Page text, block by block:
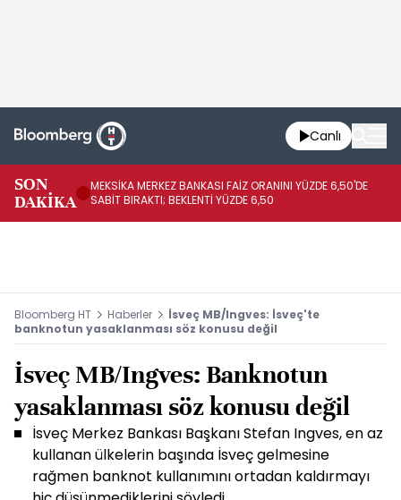
Canlı
SON
DAKİKA
MEKSİKA MERKEZ BANKASI FAİZ ORANINI YÜZDE 6,50'DE
SABİT BIRAKTI; BEKLENTİ YÜZDE 6,50
Bloomberg HT Haberler
İsveç MB/Ingves: İsveç'te
banknotun yasaklanması söz konusu değil
İsveç MB/Ingves: Banknotun
yasaklanması söz konusu değil
İsveç Merkez Bankası Başkanı Stefan Ingves, en az
kullanan ülkelerin başında İsveç gelmesine
rağmen banknot kullanımını ortadan kaldırmayı